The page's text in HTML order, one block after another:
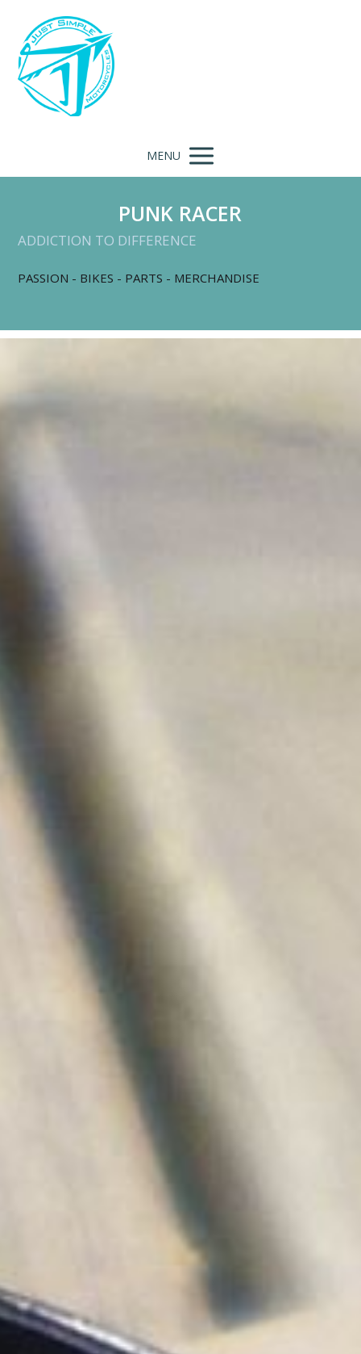
MENU
PUNK RACER
ADDICTION TO DIFFERENCE
PASSION - BIKES - PARTS - MERCHANDISE